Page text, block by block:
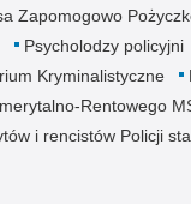
Zapomogowo
Psycholodzy policyjni
Kryminalistyczne
Rentowego
i rencistów Policji